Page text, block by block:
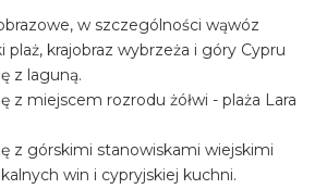
w szczególności wąwóz
plaż, krajobraz wybrzeża i góry Cypru
z laguną.
z miejscem rozrodu żółwi - plaża Lara
z górskimi stanowiskami wiejskimi
win i cypryjskiej kuchni.